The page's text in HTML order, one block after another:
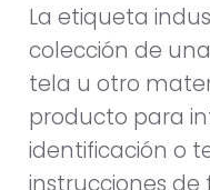
La etiqueta
colección de
tela u otro
producto para
identificación o
instrucciones